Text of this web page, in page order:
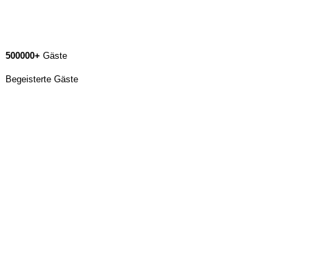
500000+ Gäste
Begeisterte Gäste